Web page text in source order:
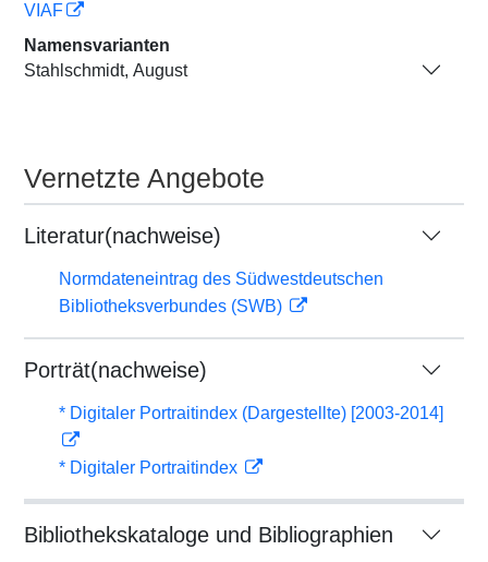
VIAF
Namensvarianten
Stahlschmidt, August
Vernetzte Angebote
Literatur(nachweise)
Normdateneintrag des Südwestdeutschen
Bibliotheksverbundes (SWB)
Porträt(nachweise)
* Digitaler Portraitindex (Dargestellte) [2003-2014]
* Digitaler Portraitindex
Bibliothekskataloge und Bibliographien